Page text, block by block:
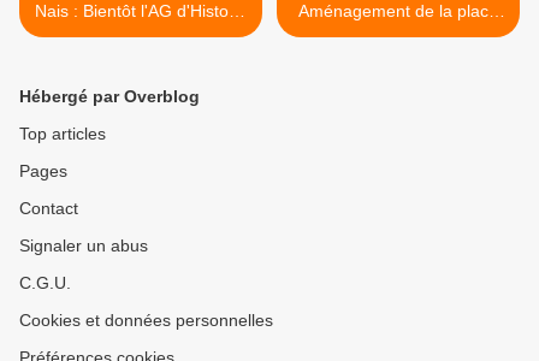
Nais : Bientôt l'AG d'Histoire
& Patrimoine
Aménagement de la place
de la République >
Hébergé par Overblog
Top articles
Pages
Contact
Signaler un abus
C.G.U.
Cookies et données personnelles